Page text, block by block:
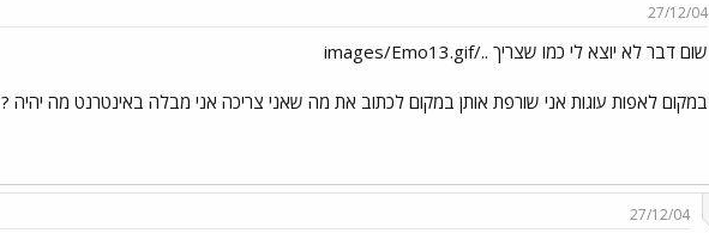
27/12/04
שום דבר לא יוצא לי כמו שצריך ../images/Emo13.gif
במקום לאפות עוגות אני שורפת אותן במקום לכתוב את מה שאני צריכה אני מבלה באינטרנט מה יהיה ?
27/12/04